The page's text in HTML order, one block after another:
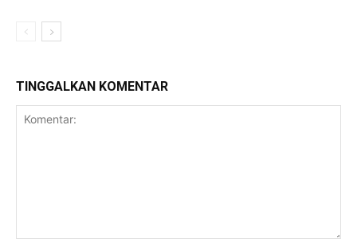
TINGGALKAN KOMENTAR